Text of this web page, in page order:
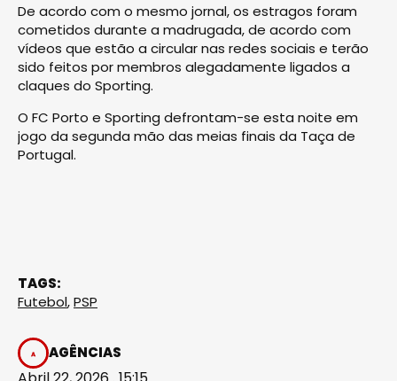
De acordo com o mesmo jornal, os estragos foram
cometidos durante a madrugada, de acordo com
vídeos que estão a circular nas redes sociais e terão
sido feitos por membros alegadamente ligados a
claques do Sporting.
O FC Porto e Sporting defrontam-se esta noite em
jogo da segunda mão das meias finais da Taça de
Portugal.
TAGS:
Futebol,PSP
AGÊNCIAS